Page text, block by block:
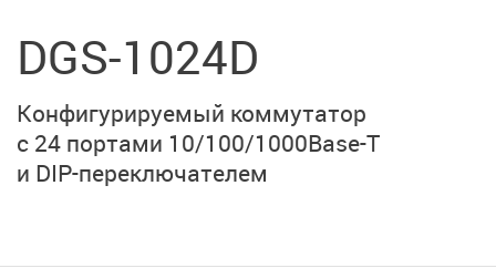
DGS-1024D
Конфигурируемый коммутатор
с 24 портами 10/100/1000Base-T
и DIP-переключателем